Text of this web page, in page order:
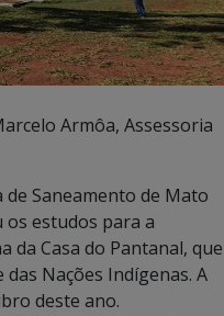
Armôa, Assessoria
de Saneamento de Mato
os estudos para a
da Casa do Pantanal, que
Nações Indígenas. A
deste ano.